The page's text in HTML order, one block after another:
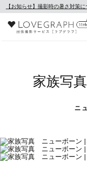
【お知らせ】撮影時の暑さ対策に
家族写
ニ